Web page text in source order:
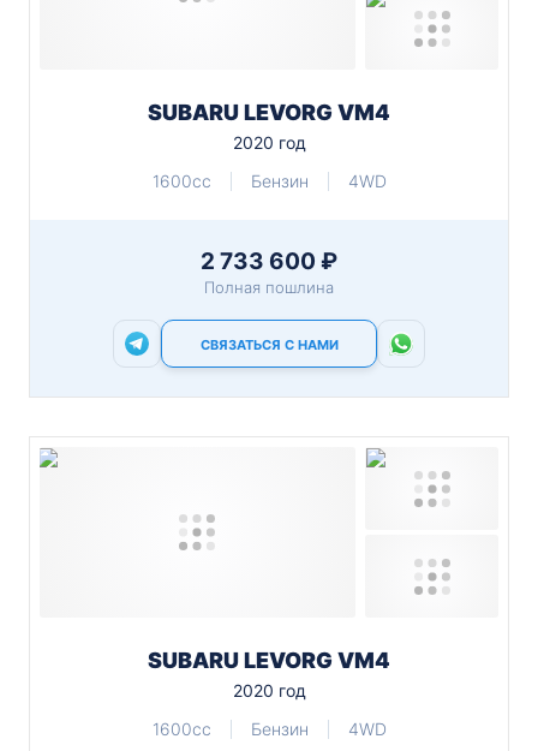
SUBARU LEVORG VM4
2020 год
1600cc
Бензин 4WD
2 733 600 ₽
Полная пошлина
СВЯЗАТЬСЯ С НАМИ
SUBARU LEVORG VM4
2020 год
1600cc
Бензин 4WD